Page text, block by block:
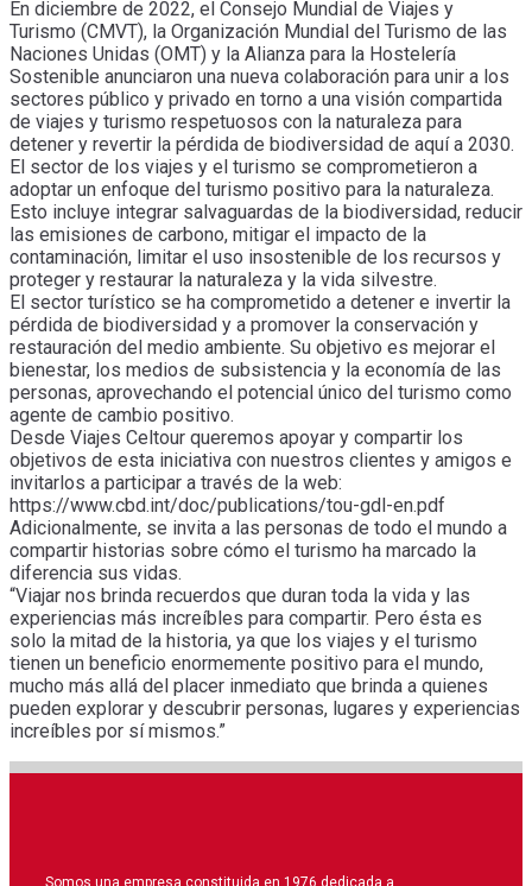
En diciembre de 2022, el Consejo Mundial de Viajes y
Turismo (CMVT), la Organización Mundial del Turismo de las
Naciones Unidas (OMT) y la Alianza para la Hostelería
Sostenible anunciaron una nueva colaboración para unir a los
sectores público y privado en torno a una visión compartida
de viajes y turismo respetuosos con la naturaleza para
detener y revertir la pérdida de biodiversidad de aquí a 2030.
El sector de los viajes y el turismo se comprometieron a
adoptar un enfoque del turismo positivo para la naturaleza.
Esto incluye integrar salvaguardas de la biodiversidad, reducir
las emisiones de carbono, mitigar el impacto de la
contaminación, limitar el uso insostenible de los recursos y
proteger y restaurar la naturaleza y la vida silvestre.
El sector turístico se ha comprometido a detener e invertir la
pérdida de biodiversidad y a promover la conservación y
restauración del medio ambiente. Su objetivo es mejorar el
bienestar, los medios de subsistencia y la economía de las
personas, aprovechando el potencial único del turismo como
agente de cambio positivo.
Desde Viajes Celtour queremos apoyar y compartir los
objetivos de esta iniciativa con nuestros clientes y amigos e
invitarlos a participar a través de la web:
https://www.cbd.int/doc/publications/tou-gdl-en.pdf
Adicionalmente, se invita a las personas de todo el mundo a
compartir historias sobre cómo el turismo ha marcado la
diferencia sus vidas.
“Viajar nos brinda recuerdos que duran toda la vida y las
experiencias más increíbles para compartir. Pero ésta es
solo la mitad de la historia, ya que los viajes y el turismo
tienen un beneficio enormemente positivo para el mundo,
mucho más allá del placer inmediato que brinda a quienes
pueden explorar y descubrir personas, lugares y experiencias
increíbles por sí mismos.”